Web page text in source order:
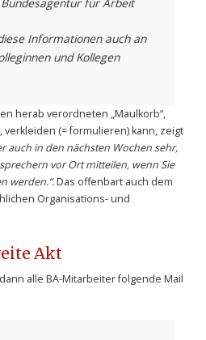
Informationen auch an
und Kollegen
herab verordneten „Maulkorb“,
(= formulieren) kann, zeigt
auch in den nächsten Wochen sehr,
vor Ort mitteilen, wenn Sie
werden.“.Das offenbart auch dem
Organisations- und
Akt
alle BA-Mitarbeiter folgende Mail